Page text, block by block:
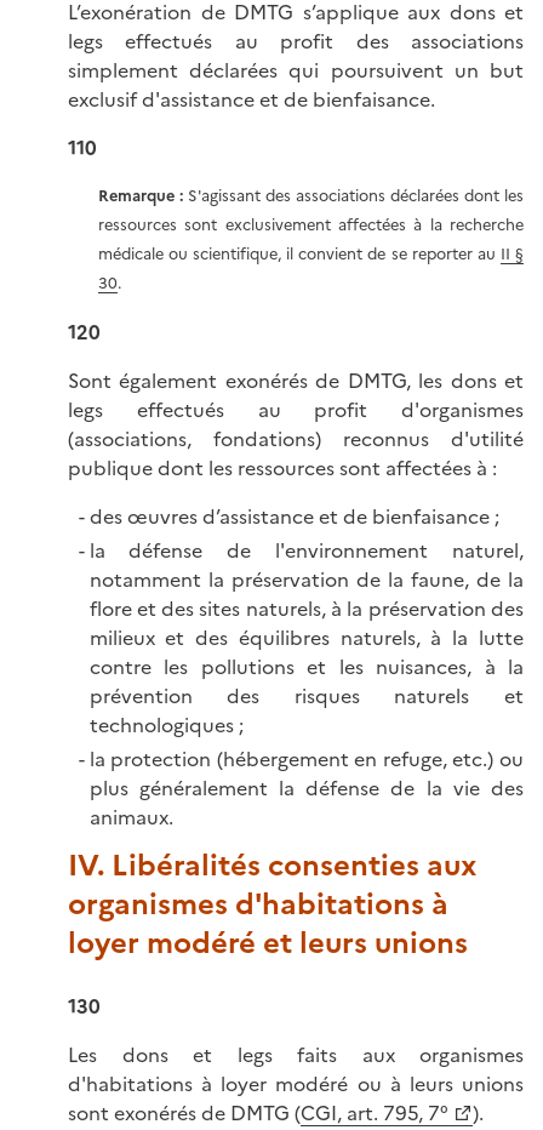
L’exonération de DMTG s’applique aux dons et
legs effectués au profit des associations
simplement déclarées qui poursuivent un but
exclusif d'assistance et de bienfaisance.
110
Remarque :S'agissant des associations déclarées dont les
ressources sont exclusivement affectées à la recherche
médicale ou scientifique, il convient de se reporter au II §
30.
120
Sont également exonérés de DMTG, les dons et
legs effectués au profit d'organismes
(associations, fondations) reconnus d'utilité
publique dont les ressources sont affectées à :
des œuvres d’assistance et de bienfaisance ;
la défense de l'environnement naturel,
notamment la préservation de la faune, de la
flore et des sites naturels, à la préservation des
milieux et des équilibres naturels, à la lutte
contre les pollutions et les nuisances, à la
prévention des risques naturels et
technologiques ;
la protection (hébergement en refuge, etc.) ou
plus généralement la défense de la vie des
animaux.
IV. Libéralités consenties aux
organismes d'habitations à
loyer modéré et leurs unions
130
Les dons et legs faits aux organismes
d'habitations à loyer modéré ou à leurs unions
sont exonérés de DMTG (CGI, art. 795, 7°
).